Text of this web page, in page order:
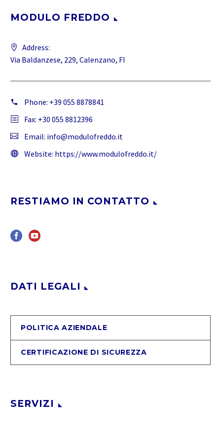
MODULO FREDDO
Address:
Via Baldanzese, 229, Calenzano, FI
Phone: +39 055 8878841
Fax: +30 055 8812396
Email: info@modulofreddo.it
Website: https://www.modulofreddo.it/
RESTIAMO IN CONTATTO
DATI LEGALI
POLITICA AZIENDALE
CERTIFICAZIONE DI SICUREZZA
SERVIZI